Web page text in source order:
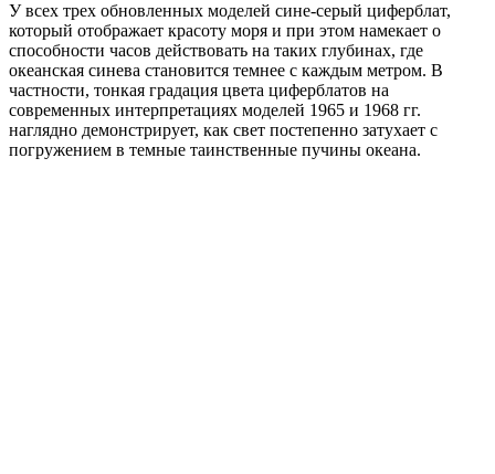
У всех трех обновленных моделей сине-серый циферблат,
который отображает красоту моря и при этом намекает о
способности часов действовать на таких глубинах, где
океанская синева становится темнее с каждым метром. В
частности, тонкая градация цвета циферблатов на
современных интерпретациях моделей 1965 и 1968 гг.
наглядно демонстрирует, как свет постепенно затухает с
погружением в темные таинственные пучины океана.